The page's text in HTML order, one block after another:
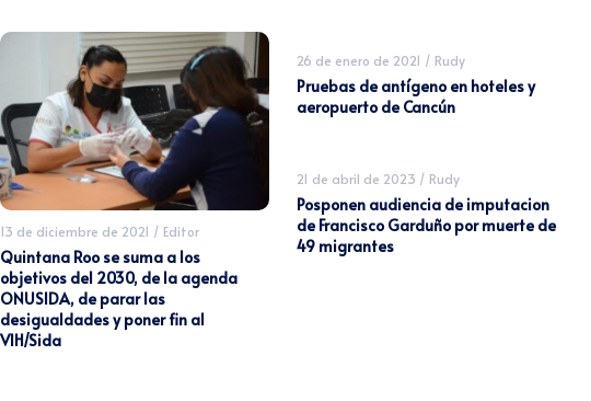
13 de diciembre de 2021 / Editor
Quintana Roo se suma a los
objetivos del 2030, de la agenda
ONUSIDA, de parar las
desigualdades y poner fin al
VIH/Sida
26 de enero de 2021 / Rudy
Pruebas de antígeno en hoteles y
aeropuerto de Cancún
21 de abril de 2023 / Rudy
Posponen audiencia de imputacion
de Francisco Garduño por muerte de
49 migrantes